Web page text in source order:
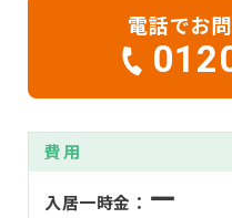
電話でお
費用
入居一時金： ー